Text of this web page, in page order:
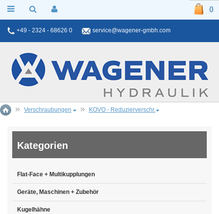
+49 - 2324 - 68626 0 service@wagener-gmbh.com
0
Verschraubungen KOVO - Reduzierverschr.
Kategorien
Flat-Face + Multikupplungen
Geräte, Maschinen + Zubehör
Kugelhähne